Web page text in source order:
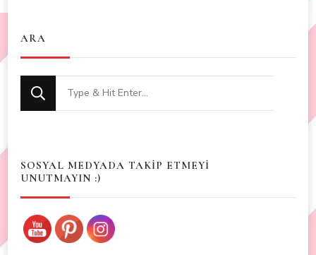
ARA
Looking
for
SOSYAL MEDYADA TAKİP ETMEYİ
UNUTMAYIN :)